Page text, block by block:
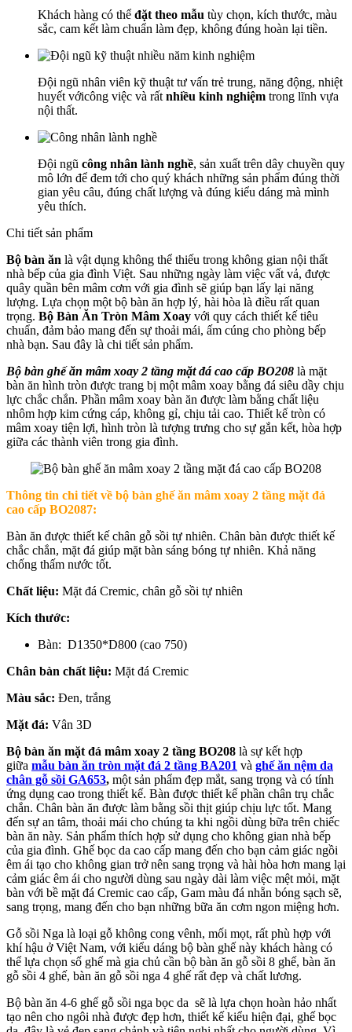
Khách hàng có thể đặt theo mẫu tùy chọn, kích thước, màu
sắc, cam kết làm chuẩn làm đẹp, không đúng hoàn lại tiền.
Đội ngũ nhân viên kỹ thuật tư vấn trẻ trung, năng động, nhiệt
huyết vớicông việc và rất nhiều kinh nghiệm trong lĩnh vựa
nội thất.
Đội ngũ công nhân lành nghề, sản xuất trên dây chuyền quy
mô lớn để đem tới cho quý khách những sản phẩm đúng thời
gian yêu câu, đúng chất lượng và đúng kiểu dáng mà mình
yêu thích.
Chi tiết sản phẩm
Bộ bàn ăn là vật dụng không thể thiếu trong không gian nội thất
nhà bếp của gia đình Việt. Sau những ngày làm việc vất vả, được
quây quần bên mâm cơm với gia đình sẽ giúp bạn lấy lại năng
lượng. Lựa chọn một bộ bàn ăn hợp lý, hài hòa là điều rất quan
trọng. Bộ Bàn Ăn Tròn Mâm Xoay với quy cách thiết kế tiêu
chuẩn, đảm bảo mang đến sự thoải mái, ấm cúng cho phòng bếp
nhà bạn. Sau đây là chi tiết sản phẩm.
Bộ bàn ghế ăn mâm xoay 2 tầng mặt đá cao cấp BO208 là mặt
bàn ăn hình tròn được trang bị một mâm xoay bằng đá siêu dầy chịu
lực chắc chắn. Phần mâm xoay bàn ăn được làm bằng chất liệu
nhôm hợp kim cứng cáp, không gỉ, chịu tải cao. Thiết kế tròn có
mâm xoay tiện lợi, hình tròn là tượng trưng cho sự gắn kết, hòa hợp
giữa các thành viên trong gia đình.
Thông tin chi tiết về bộ bàn ghế ăn mâm xoay 2 tầng mặt đá
cao cấp BO2087:
Bàn ăn được thiết kế chân gỗ sồi tự nhiên. Chân bàn được thiết kế
chắc chắn, mặt đá giúp mặt bàn sáng bóng tự nhiên. Khả năng
chống thấm nước tốt.
Chất liệu: Mặt đá Cremic, chân gỗ sồi tự nhiên
Kích thước:
Bàn: D1350*D800 (cao 750)
Chân bàn chất liệu: Mặt đá Cremic
Màu sắc: Đen, trắng
Mặt đá: Vân 3D
Bộ bàn ăn mặt đá mâm xoay 2 tầng BO208 là sự kết hợp
giữa mẫu bàn ăn tròn mặt đá 2 tầng BA201 và ghế ăn nệm da
chân gỗ sồi GA653, một sản phẩm đẹp mắt, sang trọng và có tính
ứng dụng cao trong thiết kế. Bàn được thiết kế phần chân trụ chắc
chắn. Chân bàn ăn được làm bằng sồi thịt giúp chịu lực tốt. Mang
đến sự an tâm, thoải mái cho chúng ta khi ngồi dùng bữa trên chiếc
bàn ăn này. Sản phẩm thích hợp sử dụng cho không gian nhà bếp
của gia đình. Ghế bọc da cao cấp mang đến cho bạn cảm giác ngồi
êm ái tạo cho không gian trở nên sang trọng và hài hòa hơn mang lại
cảm giác êm ái cho người dùng sau ngày dài làm việc mệt mỏi, mặt
bàn với bề mặt đá Cremic cao cấp, Gam màu đá nhẵn bóng sạch sẽ,
sang trọng, mang đến cho bạn những bữa ăn cơm ngon miệng hơn.
Gỗ sồi Nga là loại gỗ không cong vênh, mối mọt, rất phù hợp với
khí hậu ở Việt Nam, với kiểu dáng bộ bàn ghế này khách hàng có
thể lựa chọn số ghế mà gia chủ cần bộ bàn ăn gỗ sồi 8 ghế, bàn ăn
gỗ sồi 4 ghế, bàn ăn gỗ sồi nga 4 ghế rất đẹp và chất lương.
Bộ bàn ăn 4-6 ghế gỗ sồi nga bọc da sẽ là lựa chọn hoàn hảo nhất
tạo nên cho ngôi nhà được đẹp hơn, thiết kế kiểu hiện đại, ghế bọc